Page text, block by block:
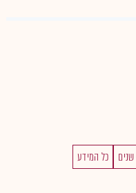
כל המידע